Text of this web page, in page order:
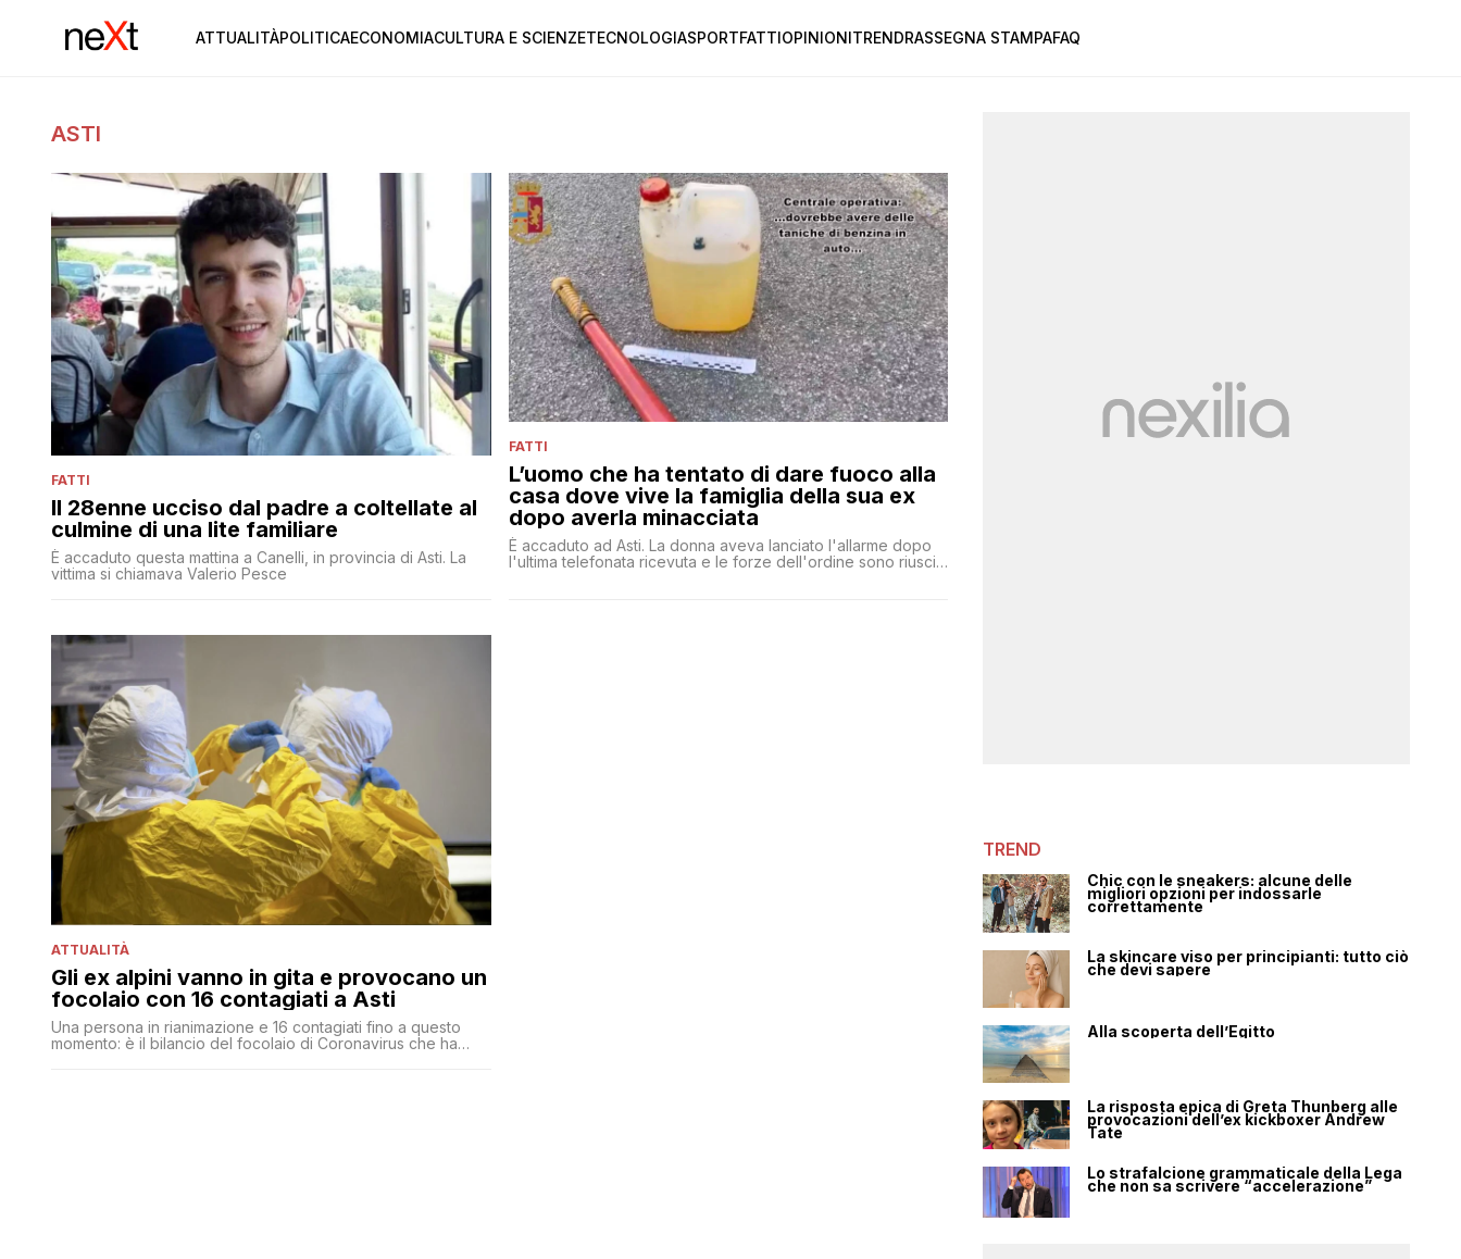
ATTUALITÀPOLITICAECONOMIACULTURA E SCIENZETECNOLOGIASPORTFATTIOPINIONITRENDRASSEGNA STAMPAFAQ
ASTI
FATTI
Il 28enne ucciso dal padre a coltellate al
culmine di una lite familiare
È accaduto questa mattina a Canelli, in provincia di Asti. La
vittima si chiamava Valerio Pesce
FATTI
L’uomo che ha tentato di dare fuoco alla
casa dove vive la famiglia della sua ex
dopo averla minacciata
È accaduto ad Asti. La donna aveva lanciato l'allarme dopo
l'ultima telefonata ricevuta e le forze dell'ordine sono riusciti
ATTUALITÀ
Gli ex alpini vanno in gita e provocano un
focolaio con 16 contagiati a Asti
Una persona in rianimazione e 16 contagiati fino a questo
momento: è il bilancio del focolaio di Coronavirus che ha
TREND
Chic con le sneakers: alcune delle
migliori opzioni per indossarle
correttamente
La skincare viso per principianti: tutto ciò
che devi sapere
Alla scoperta dell’Egitto
La risposta epica di Greta Thunberg alle
provocazioni dell’ex kickboxer Andrew
Tate
Lo strafalcione grammaticale della Lega
che non sa scrivere “accelerazione”